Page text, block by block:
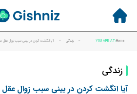
YOU ARE AT:Home
» زندگی » آیا انگشت کردن در بینی سبب زوال عقل
زندگی
آیا انگشت کردن در بینی سبب زوال